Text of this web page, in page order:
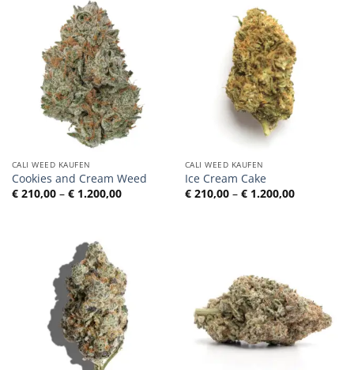
CALI WEED KAUFEN
Cookies and Cream Weed
€210,00 – €1.200,00Preisspanne:
€ 210,00
CALI WEED KAUFEN
Ice Cream Cake
€210,00 – €1.200,00
€ 210,00